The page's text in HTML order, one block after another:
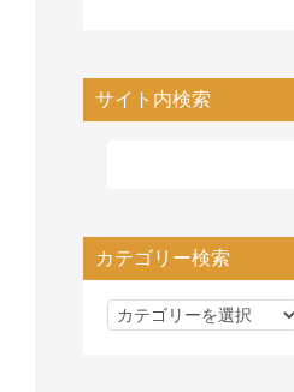
サイト内検索
カテゴリー検索
カ